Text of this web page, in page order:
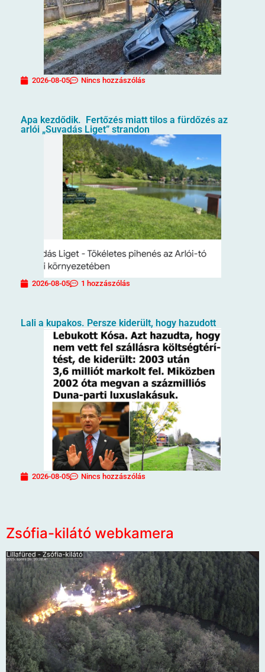
2026-08-05 Nincs hozzászólás
Apa kezdődik. Fertőzés miatt tilos a fürdőzés az
arlói „Suvadás Liget” strandon
2026-08-05 1 hozzászólás
Lali a kupakos. Persze kiderült, hogy hazudott
2026-08-05 Nincs hozzászólás
Zsófia-kilátó webkamera